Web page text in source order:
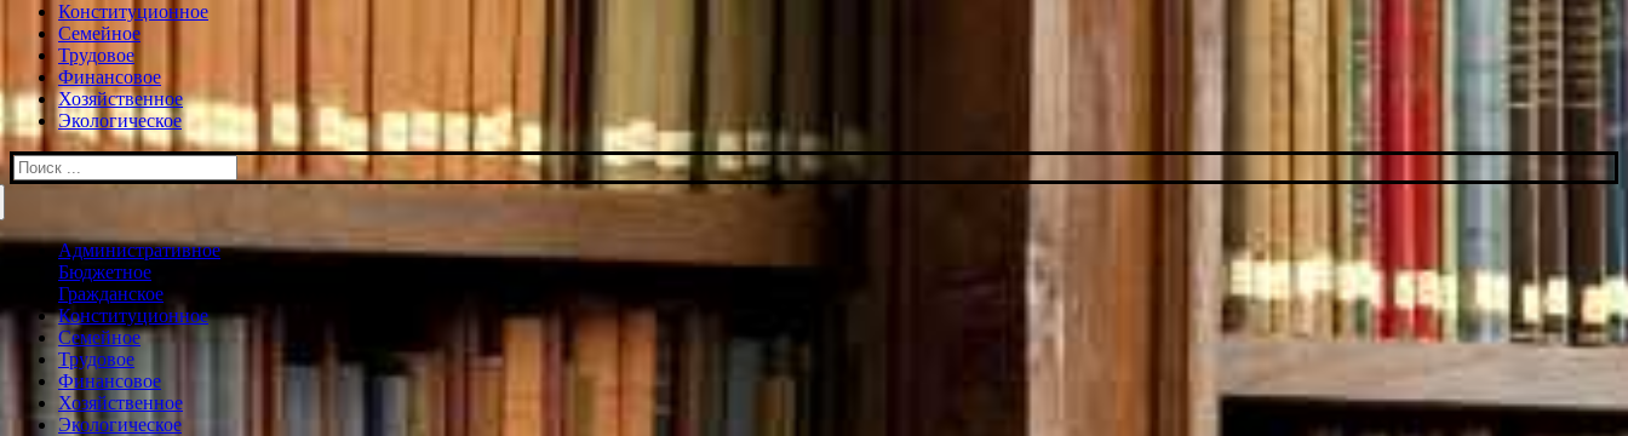
Конституционное
Семейное
Трудовое
Финансовое
Хозяйственное
Экологическое
Искать:
Административное
Бюджетное
Гражданское
Конституционное
Семейное
Трудовое
Финансовое
Хозяйственное
Экологическое